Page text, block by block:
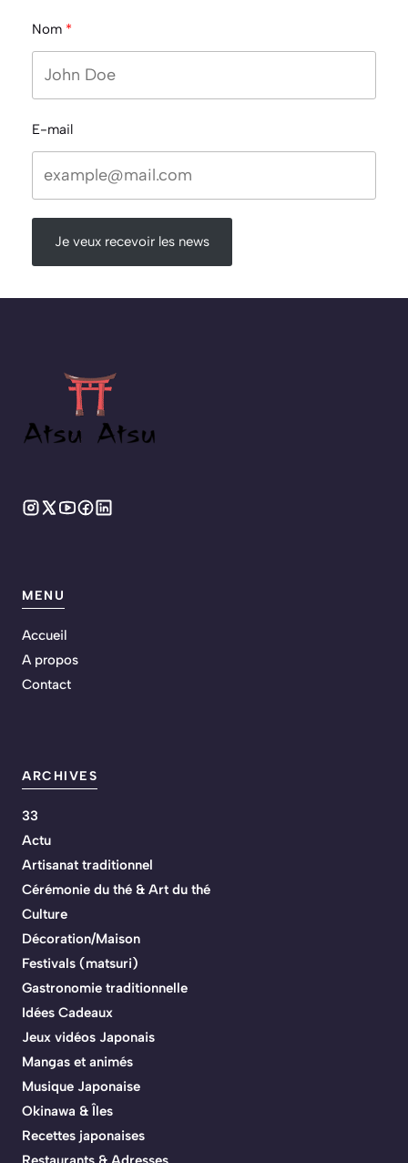
Nom
E-mail
Je veux recevoir les news
MENU
Accueil
A propos
Contact
ARCHIVES
33
Actu
Artisanat traditionnel
Cérémonie du thé & Art du thé
Culture
Décoration/Maison
Festivals (matsuri)
Gastronomie traditionnelle
Idées Cadeaux
Jeux vidéos Japonais
Mangas et animés
Musique Japonaise
Okinawa & Îles
Recettes japonaises